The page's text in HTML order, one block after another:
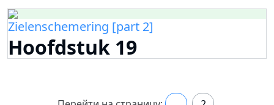
Zielenschemering [part 2]
Hoofdstuk 19